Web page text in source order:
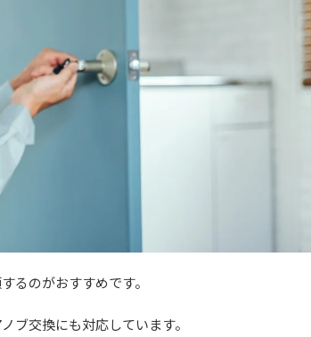
るのがおすすめです。
ブ交換にも対応しています。